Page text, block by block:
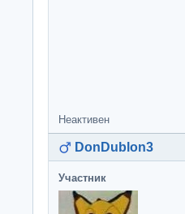
Неактивен
DonDublon3
Участник